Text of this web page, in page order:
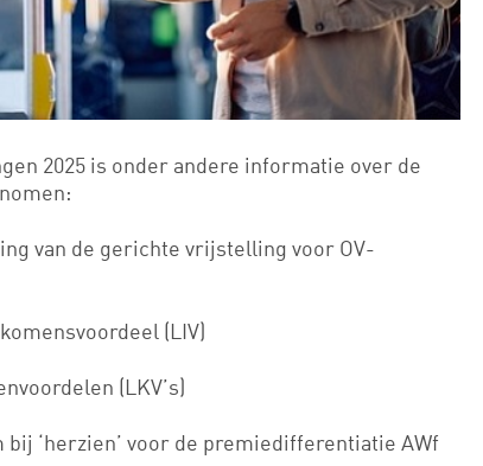
2025 is onder andere informatie over de
van de gerichte vrijstelling voor OV-
(LIV)
(LKV’s)
‘herzien’ voor de premiedifferentiatie AWf